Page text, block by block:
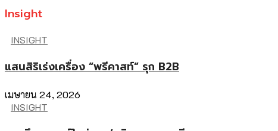
Insight
INSIGHT
แสนสิริเร่งเครื่อง “พรีคาสท์” รุก B2B
เมษายน 24, 2026
INSIGHT